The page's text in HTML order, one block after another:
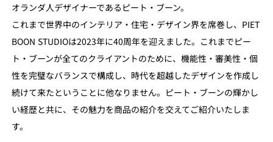
オランダ人デザイナーであるピート・ブーン。
これまで世界中のインテリア・住宅・デザイン界を席巻し、PIET
BOON STUDIOは2023年に40周年を迎えました。これまでピー
ト・ブーンが全てのクライアントのために、機能性・審美性・個
性を完璧なバランスで構成し、時代を超越したデザインを作成し
続けて来たということに他なりません。ピート・ブーンの輝かし
い経歴と共に、その魅力を商品の紹介を交えてご紹介いたしま
す。